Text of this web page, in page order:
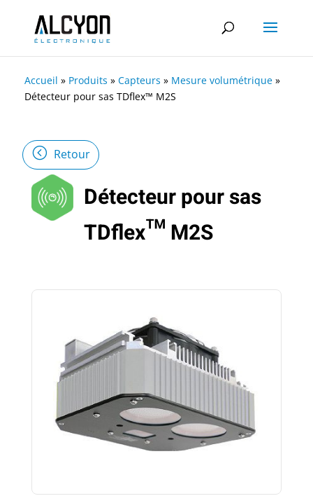
Accueil » Produits » Capteurs » Mesure volumétrique »
Détecteur pour sas TDflex™ M2S
Retour
Détecteur pour sas
TDflex™ M2S